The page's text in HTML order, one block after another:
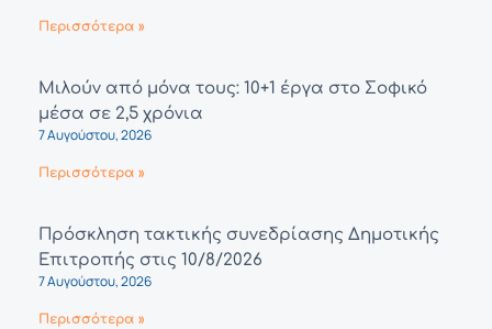
Περισσότερα »
Μιλούν από μόνα τους: 10+1 έργα στο Σοφικό
μέσα σε 2,5 χρόνια
7 Αυγούστου, 2026
Περισσότερα »
Πρόσκληση τακτικής συνεδρίασης Δημοτικής
Επιτροπής στις 10/8/2026
7 Αυγούστου, 2026
Περισσότερα »